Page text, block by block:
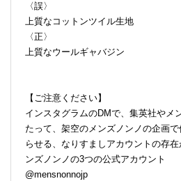
〈誤〉
上質なコットンツイル生地
〈正〉
上質なウールギャバジン
【ご注意ください】
インスタグラムのDMで、集英社やメ
たって、架空のメンズノンノの企画
らせる、なりすましアカウントの存
ンズノンノの3つの公式アカウント
@mensnonnojp